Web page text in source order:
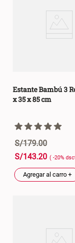
Estante Bambú 3
x 35 x 85 cm
S/179.00
S/143.20 ( -20%
Agregar al carro +